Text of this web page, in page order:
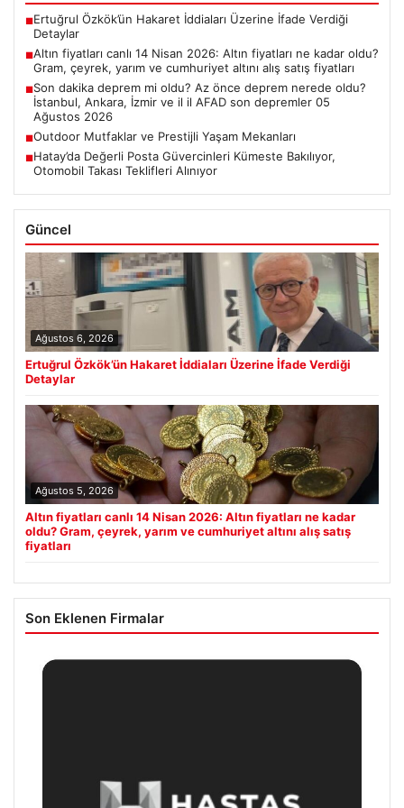
■Ertuğrul Özkök’ün Hakaret İddiaları Üzerine İfade Verdiği
Detaylar
■Altın fiyatları canlı 14 Nisan 2026: Altın fiyatları ne kadar oldu?
Gram, çeyrek, yarım ve cumhuriyet altını alış satış fiyatları
■Son dakika deprem mi oldu? Az önce deprem nerede oldu?
İstanbul, Ankara, İzmir ve il il AFAD son depremler 05
Ağustos 2026
■Outdoor Mutfaklar ve Prestijli Yaşam Mekanları
■Hatay’da Değerli Posta Güvercinleri Kümeste Bakılıyor,
Otomobil Takası Teklifleri Alınıyor
Güncel
Ağustos 6, 2026
Ertuğrul Özkök’ün Hakaret İddiaları Üzerine İfade Verdiği
Detaylar
Ağustos 5, 2026
Altın fiyatları canlı 14 Nisan 2026: Altın fiyatları ne kadar
oldu? Gram, çeyrek, yarım ve cumhuriyet altını alış satış
fiyatları
Son Eklenen Firmalar